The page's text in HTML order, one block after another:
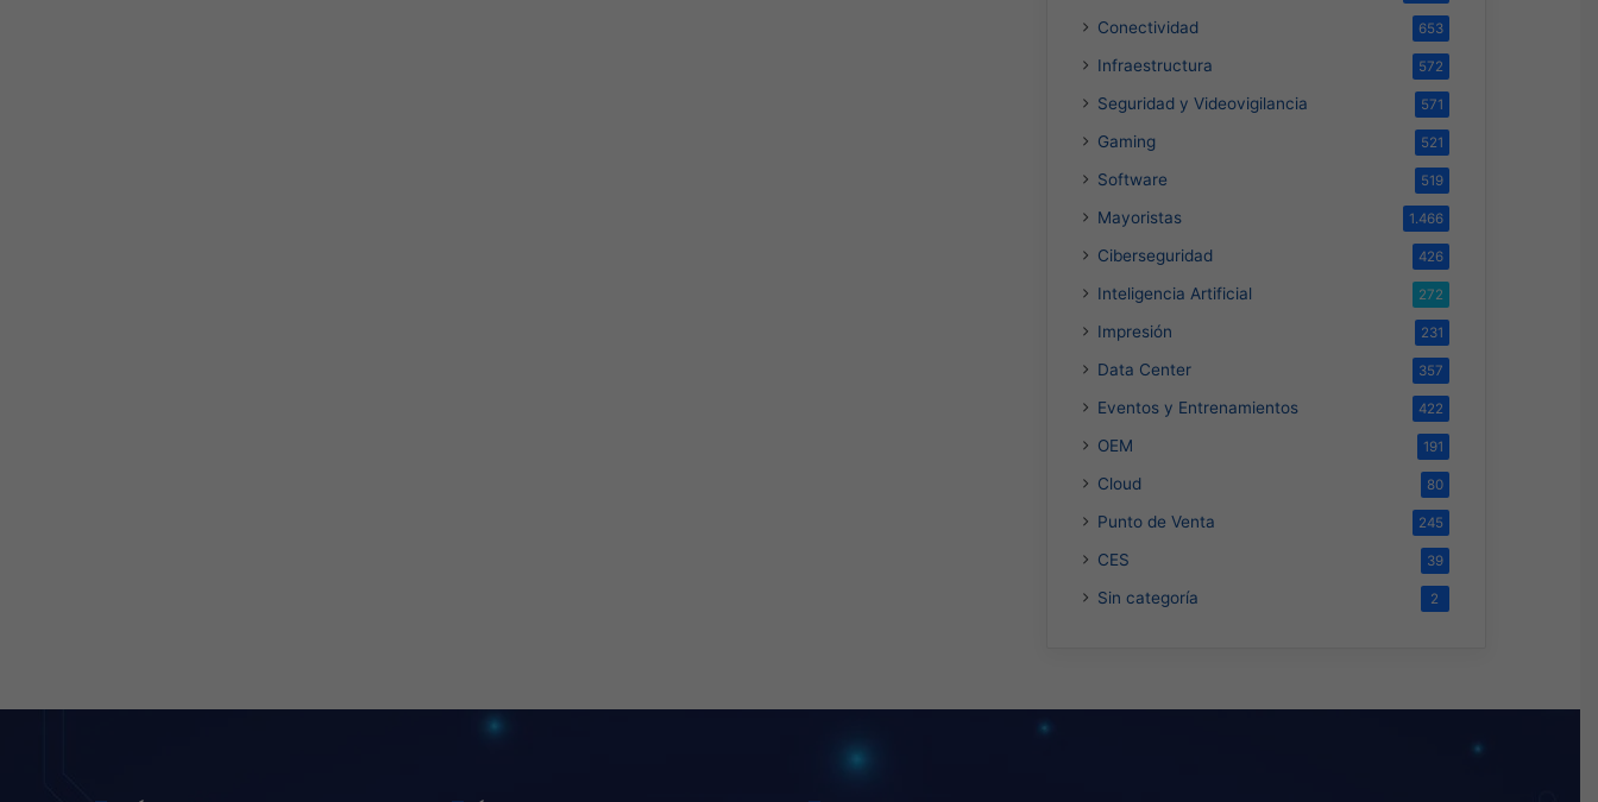
Conectividad 653
Infraestructura 572
Seguridad y Videovigilancia 571
Gaming 521
Software 519
Mayoristas 1.466
Ciberseguridad 426
Inteligencia Artificial 272
Impresión 231
Data Center 357
Eventos y Entrenamientos 422
OEM 191
Cloud 80
Punto de Venta 245
CES 39
Sin categoría 2